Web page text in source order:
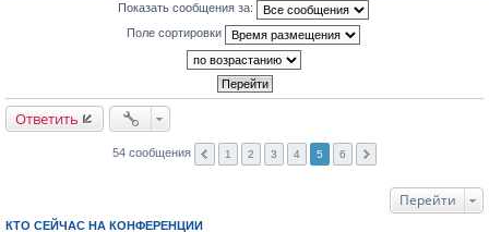
Показать сообщения за:
Поле сортировки
Ответить
54 сообщения 1 2 3 4 5 6
Перейти
КТО СЕЙЧАС НА КОНФЕРЕНЦИИ